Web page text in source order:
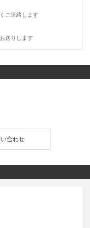
ご連絡します
送りします
合わせ